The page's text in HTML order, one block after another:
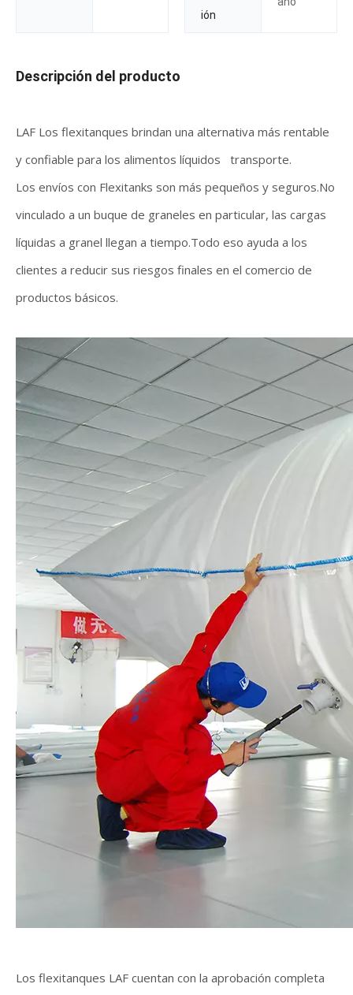
ión
Descripción del producto
LAF Los flexitanques brindan una alternativa más rentable
y confiable para los alimentos líquidos transporte.
Los envíos con Flexitanks son más pequeños y seguros.No
vinculado a un buque de graneles en particular, las cargas
líquidas a granel llegan a tiempo.Todo eso ayuda a los
clientes a reducir sus riesgos finales en el comercio de
productos básicos.
Los flexitanques LAF cuentan con la aprobación completa